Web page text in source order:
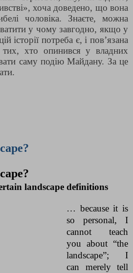
хоча доведено, що вона
чоловіка. Знаєте, можна
у чому завгодно, якщо у
історії потреба є, і пов’язана
хто опинився у владних
саму подію Майдану. За це
landscape definitions
… because it is
so personal, I
cannot teach
you about “the
landscape”; I
can merely tell